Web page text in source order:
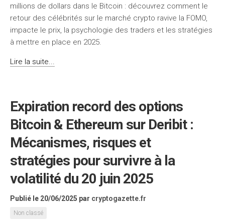
millions de dollars dans le Bitcoin : découvrez comment le
retour des célébrités sur le marché crypto ravive la FOMO,
impacte le prix, la psychologie des traders et les stratégies
à mettre en place en 2025.
Lire la suite...
Expiration record des options
Bitcoin & Ethereum sur Deribit :
Mécanismes, risques et
stratégies pour survivre à la
volatilité du 20 juin 2025
Publié le 20/06/2025 par cryptogazette.fr
Non classé